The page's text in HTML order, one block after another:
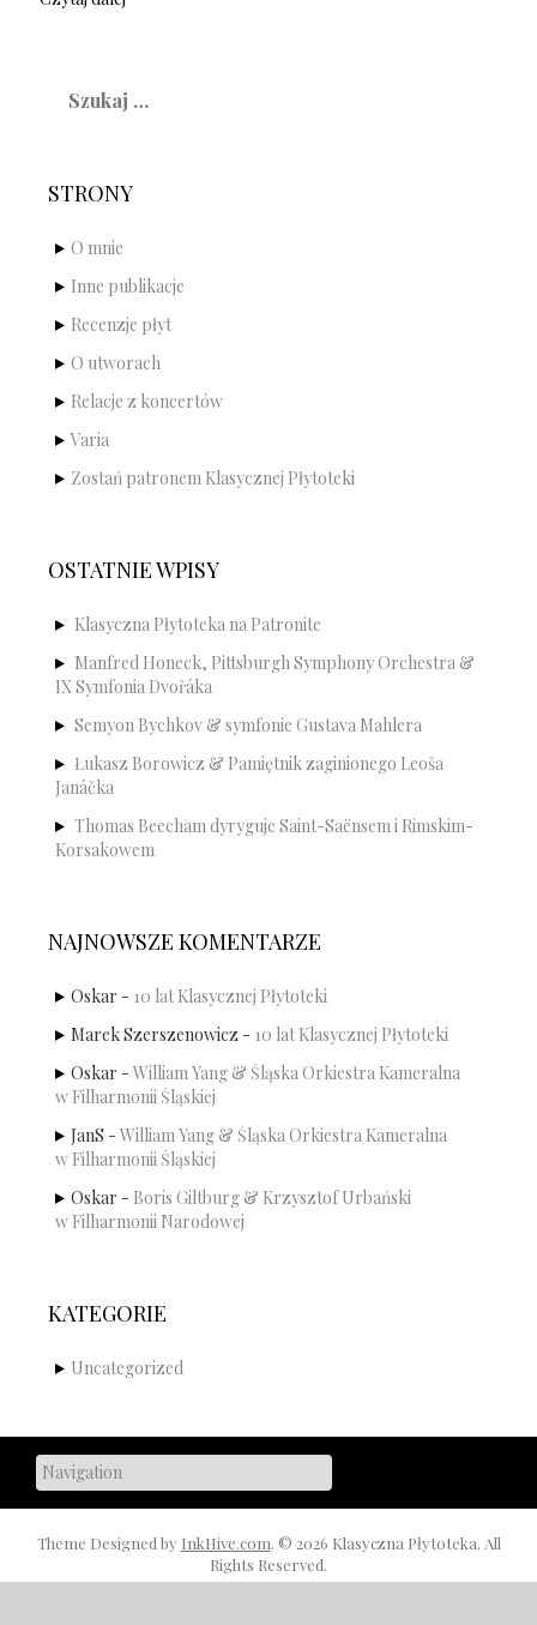
STRONY
O mnie
Inne publikacje
Recenzje płyt
O utworach
Relacje z koncertów
Varia
Zostań patronem Klasycznej Płytoteki
OSTATNIE WPISY
Klasyczna Płytoteka na Patronite
Manfred Honeck, Pittsburgh Symphony Orchestra &
IX Symfonia Dvořáka
Semyon Bychkov & symfonie Gustava Mahlera
Łukasz Borowicz & Pamiętnik zaginionego Leoša
Janáčka
Thomas Beecham dyryguje Saint-Saënsem i Rimskim-
Korsakowem
NAJNOWSZE KOMENTARZE
Oskar - 10 lat Klasycznej Płytoteki
Marek Szerszenowicz - 10 lat Klasycznej Płytoteki
Oskar - William Yang & Śląska Orkiestra Kameralna
w Filharmonii Śląskiej
JanS - William Yang & Śląska Orkiestra Kameralna
w Filharmonii Śląskiej
Oskar - Boris Giltburg & Krzysztof Urbański
w Filharmonii Narodowej
KATEGORIE
Uncategorized
Theme Designed by InkHive.com. © 2026 Klasyczna Płytoteka. All
Rights Reserved.